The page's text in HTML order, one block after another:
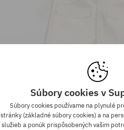
Súbory cookies v
Súbory cookies používame na plynulé
stránky (základné súbory cookies) a na
služieb a ponúk prispôsobených vašim